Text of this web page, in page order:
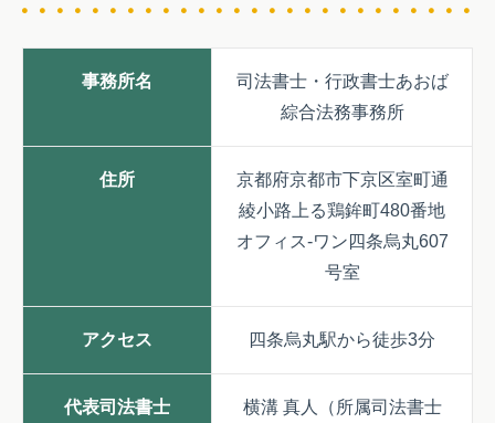
事務所名
司法書士・行政書士あおば
綜合法務事務所
住所
京都府京都市下京区室町通
綾小路上る鶏鉾町480番地
オフィス-ワン四条烏丸607
号室
アクセス 四条烏丸駅から徒歩3分
代表司法書士
横溝 真人（所属司法書士